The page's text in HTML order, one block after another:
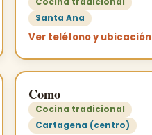
Santa Ana
Ver teléfono y
Como
Cocina tradicional
Cartagena (centro)